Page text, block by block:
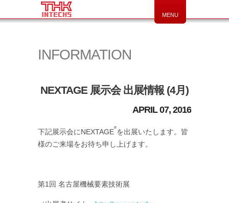
MENU
INFORMATION
NEXTAGE 展示会 出展情報 (4月)
APRIL 07, 2016
下記展示会にNEXTAGE
®
を出展いたします。皆
様のご来場をお待ち申し上げます。
第1回 名古屋機械要素技術展